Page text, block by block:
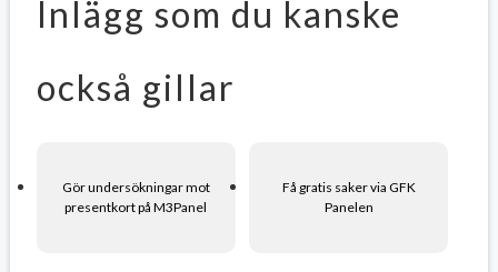
Inlägg som du kanske
också gillar
Gör undersökningar mot
presentkort på M3Panel
Få gratis saker via GFK
Panelen